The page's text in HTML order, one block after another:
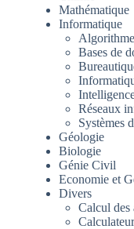
Mathématique
Informatique
Bases de
Réseaux
Systèmes
Géologie
Biologie
Génie Civil
Economie et
Divers
Calcul des